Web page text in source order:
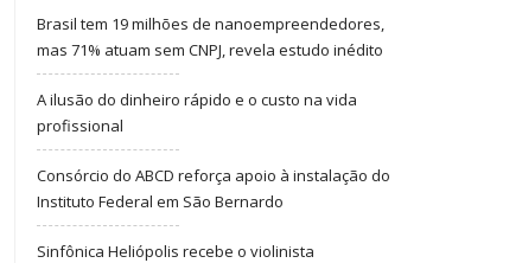
Brasil tem 19 milhões de nanoempreendedores,
mas 71% atuam sem CNPJ, revela estudo inédito
A ilusão do dinheiro rápido e o custo na vida
profissional
Consórcio do ABCD reforça apoio à instalação do
Instituto Federal em São Bernardo
Sinfônica Heliópolis recebe o violinista